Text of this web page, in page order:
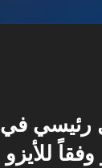
رئيسي
للأيزو 27001